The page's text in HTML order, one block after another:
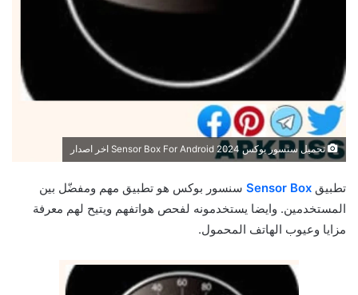
تحميل سنسور بوكس 2024 Sensor Box For Android اخر اصدار
تطبيق Sensor Box سنسور بوكس هو تطبيق مهم ومفضّل بين
المستخدمين. وايضا يستخدمونه لفحص هواتفهم ويتيح لهم معرفة
مزايا وعيوب الهاتف المحمول.